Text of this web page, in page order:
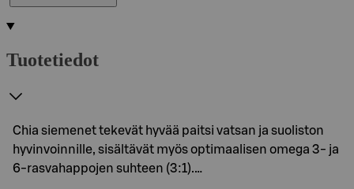
Tuotetiedot
Chia siemenet tekevät hyvää paitsi vatsan ja suoliston
hyvinvoinnille, sisältävät myös optimaalisen omega 3- ja
6-rasvahappojen suhteen (3:1).…